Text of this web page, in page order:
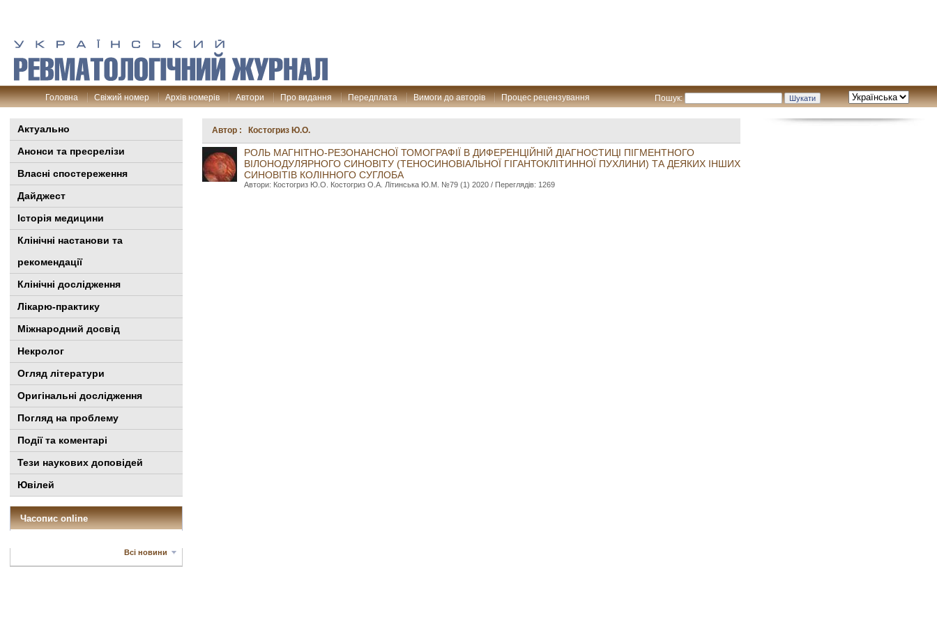
Пошук:
Головна Свіжий номер Архів номерів Автори Про видання Передплата Вимоги до авторів Процес рецензування
Актуально
Анонси та пресрелізи
Власні спостереження
Дайджест
Історія медицини
Клінiчні настанови та
рекомендації
Клінічні дослідження
Лікарю-практику
Міжнародний досвід
Некролог
Огляд літератури
Оригінальні дослідження
Погляд на проблему
Події та коментарі
Тези наукових доповідей
Ювілей
Часопис online
Всі новини
Автор : Костогриз Ю.О.
РОЛЬ МАГНІТНО-РЕЗОНАНСНОЇ ТОМОГРАФІЇ В ДИФЕРЕНЦІЙНІЙ ДІАГНОСТИЦІ ПІГМЕНТНОГО
ВІЛОНОДУЛЯРНОГО СИНОВІТУ (ТЕНОСИНОВІАЛЬНОЇ ГІГАНТОКЛІТИННОЇ ПУХЛИНИ) ТА ДЕЯКИХ ІНШИХ
СИНОВІТІВ КОЛІННОГО СУГЛОБА
Автори: Костогриз Ю.О. Костогриз О.А. Літинська Ю.М. №79 (1) 2020 / Переглядів: 1269